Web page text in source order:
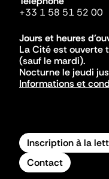
+33 1 58 51 52 00
Jours et heures
La Cité est ouverte
(sauf le mardi).
Nocturne le jeudi
Informations et
Inscription à la
Contact